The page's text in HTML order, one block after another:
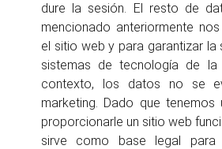
dure la sesión. El resto de
mencionado anteriormente
el sitio web y para garantizar la
sistemas de tecnología de la
contexto, los datos no se
marketing. Dado que tenemos
proporcionarle un sitio web
sirve como base legal para